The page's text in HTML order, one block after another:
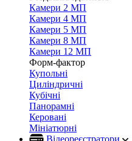
Камери 2 МП
Камери 4 МП
Камери 5 МП
Камери 8 МП
Камери 12 МП
Форм-фактор
Купольні
Циліндричні
Кубічні
Панорамні
Керовані
Мініатюрні
Відеореєстратори